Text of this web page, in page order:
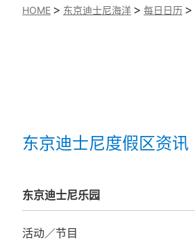
HOME 东京迪士尼海洋 每日日历
东京迪士尼度假区资讯
东京迪士尼乐园
活动／节目